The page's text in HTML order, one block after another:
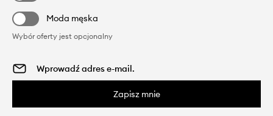
Moda męska
Wybór oferty jest opcjonalny
Zapisz mnie